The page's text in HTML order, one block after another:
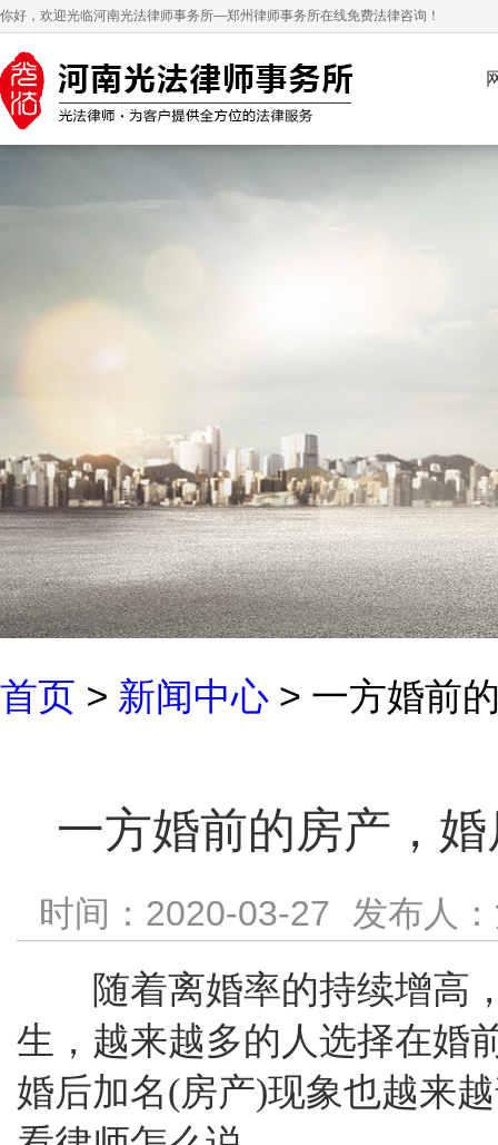
你好，欢迎光临河南光法律师事务所—郑州律师事务所在线免费法律咨询！
首页 > 新闻中心 > 一方婚前
一方婚前的房产，
时间：2020-03-27 发布人
随着离婚率的持续增高，
生，越来越多的人选择在婚
婚后加名(房产)现象也越来